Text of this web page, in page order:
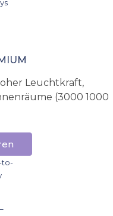
Leuchtkraft,
(3000 1000